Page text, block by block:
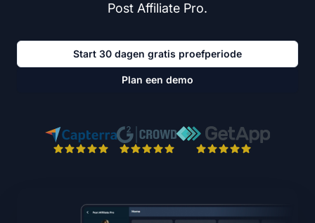
Post Affiliate Pro.
Start 30 dagen gratis proefperiode
Plan een demo